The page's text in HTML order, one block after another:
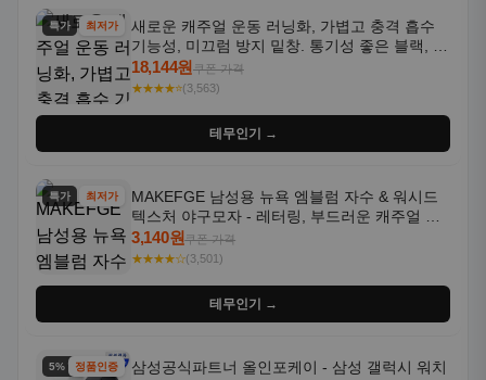
특가 최저가
새로운 캐주얼 운동 러닝화, 가볍고 충격 흡수
기능성, 미끄럼 방지 밑창. 통기성 좋은 블랙, 화
이트, 퍼플 그라데이션 색상
18,144원쿠폰 가격
★★★★⭐(3,563)
테무인기 →
특가 최저가
MAKEFGE 남성용 뉴욕 엠블럼 자수 & 워시드
텍스처 야구모자 - 레터링, 부드러운 캐주얼 모
자, NYC 스타일
3,140원쿠폰 가격
★★★★☆(3,501)
테무인기 →
5% 할인정품인증
삼성공식파트너 올인포케이 - 삼성 갤럭시 워치